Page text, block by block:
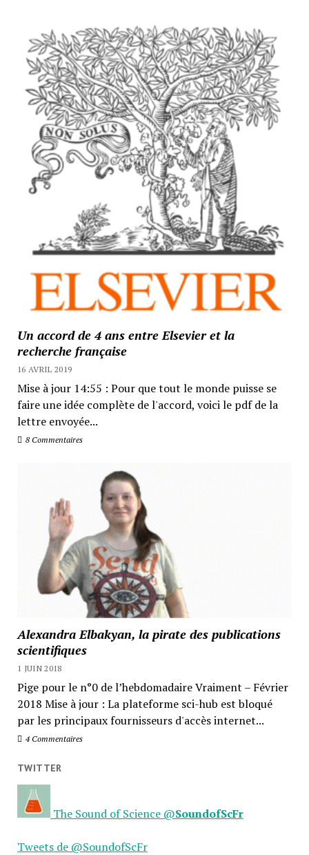
Un accord de 4 ans entre Elsevier et la
recherche française
16 AVRIL 2019
Mise à jour 14:55 : Pour que tout le monde puisse se
faire une idée complète de l'accord, voici le pdf de la
lettre envoyée...
8 Commentaires
Alexandra Elbakyan, la pirate des publications
scientifiques
1 JUIN 2018
Pige pour le n°0 de l’hebdomadaire Vraiment – Février
2018 Mise à jour : La plateforme sci-hub est bloqué
par les principaux fournisseurs d'accès internet...
4 Commentaires
TWITTER
The Sound of Science @SoundofScFr
Tweets de @SoundofScFr